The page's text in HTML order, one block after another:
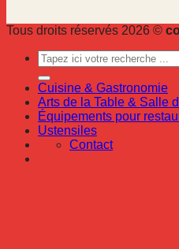
Tous droits réservés 2026 ©
Cuisine & Gastronomie
Arts de la Table & Salle
Équipements pour
Ustensiles
Contact